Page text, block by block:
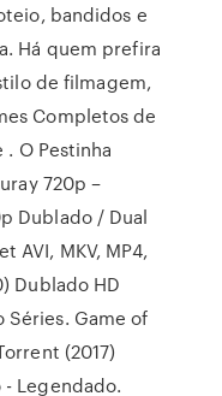
bandidos e
Há quem prefira
de filmagem,
Completos de
O Pestinha
720p –
Dublado / Dual
AVI, MKV, MP4,
Dublado HD
Séries. Game of
(2017)
- Legendado.